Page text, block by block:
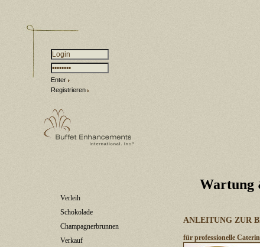
Enter
Registrieren
Verleih
Schokolade
Champagnerbrunnen
Verkauf
Wartung
ANLEITUNG ZUR
für professionelle